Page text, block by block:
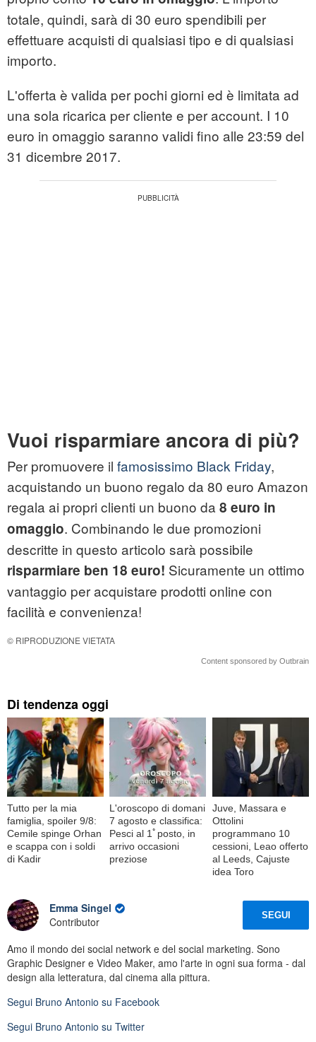
totale, quindi, sarà di 30 euro spendibili per
effettuare acquisti di qualsiasi tipo e di qualsiasi
importo.
L'offerta è valida per pochi giorni ed è limitata ad
una sola ricarica per cliente e per account. I 10
euro in omaggio saranno validi fino alle 23:59 del
31 dicembre 2017.
Vuoi risparmiare ancora di più?
Per promuovere il famosissimo Black Friday,
acquistando un buono regalo da 80 euro Amazon
regala ai propri clienti un buono da 8 euro in
omaggio. Combinando le due promozioni
descritte in questo articolo sarà possibile
risparmiare ben 18 euro! Sicuramente un ottimo
vantaggio per acquistare prodotti online con
facilità e convenienza!
© RIPRODUZIONE VIETATA
Content sponsored by Outbrain
Di tendenza oggi
Tutto per la mia
famiglia, spoiler 9/8:
Cemile spinge Orhan
e scappa con i soldi
di Kadir
L'oroscopo di domani
7 agosto e classifica:
Pesci al 1ﾟposto, in
arrivo occasioni
preziose
Juve, Massara e
Ottolini
programmano 10
cessioni, Leao offerto
al Leeds, Cajuste
idea Toro
Emma Singel
Contributor
SEGUI
Amo il mondo dei social network e del social marketing. Sono
Graphic Designer e Video Maker, amo l'arte in ogni sua forma - dal
design alla letteratura, dal cinema alla pittura.
Segui Bruno Antonio su Facebook
Segui Bruno Antonio su Twitter